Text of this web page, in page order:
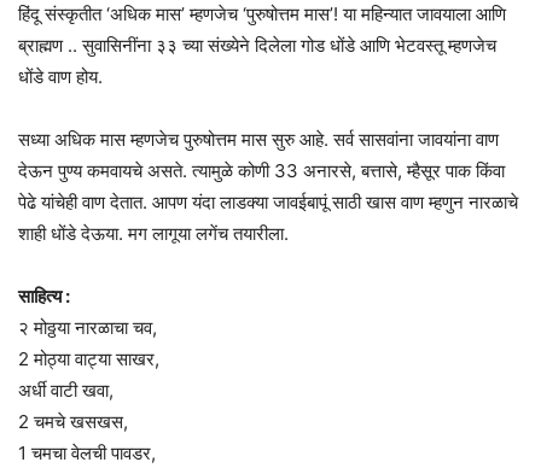
हिंदू संस्कृतीत ‘अधिक मास’ म्हणजेच ‘पुरुषोत्तम मास’! या महिन्यात जावयाला आणि
ब्राह्मण .. सुवासिनींना ३३ च्या संख्येने दिलेला गोड धोंडे आणि भेटवस्तू म्हणजेच
धोंडे वाण होय.
सध्या अधिक मास म्हणजेच पुरुषोत्तम मास सुरु आहे. सर्व सासवांना जावयांना वाण
देऊन पुण्य कमवायचे असते. त्यामुळे कोणी 33 अनारसे, बत्तासे, म्हैसूर पाक किंवा
पेढे यांचेही वाण देतात. आपण यंदा लाडक्या जावईबापूं साठी खास वाण म्हणुन नारळाचे
शाही धोंडे देऊया. मग लागूया लगेंच तयारीला.
साहित्य :
२ मोठ्ठया नारळाचा चव,
2 मोठ्या वाट्या साखर,
अर्धी वाटी खवा,
2 चमचे खसखस,
1 चमचा वेलची पावडर,